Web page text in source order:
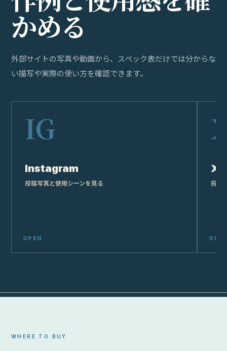
かめる
外部サイトの写真や動画から、スペック表だけでは分からな
い描写や実際の使い方を確認できます。
Instagram
投稿写真と使用シーンを見る
X
投稿
WHERE TO BUY